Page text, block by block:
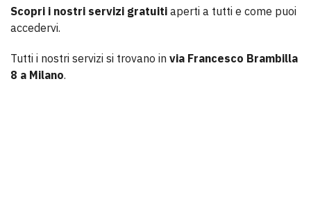
Scopri i nostri servizi gratuiti aperti a tutti e come puoi
accedervi.
Tutti i nostri servizi si trovano in via Francesco Brambilla
8 a Milano.